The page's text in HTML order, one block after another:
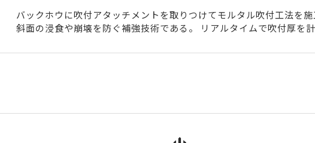
バックホウに吹付アタッチメントを取りつけてモルタル吹付工法を施
斜面の浸食や崩壊を防ぐ補強技術である。 リアルタイムで吹付厚を